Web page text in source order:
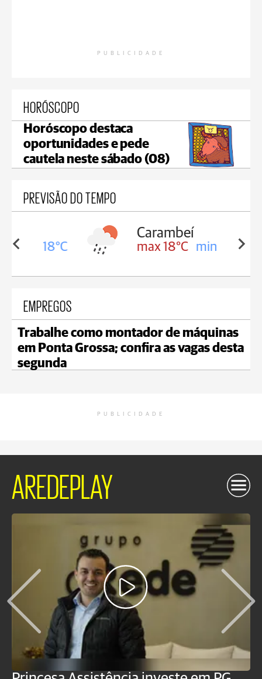
PUBLICIDADE
HORÓSCOPO
Horóscopo destaca
oportunidades e pede
cautela neste sábado (08)
PREVISÃO DO TEMPO
18°C
Carambeí
max 18°C min 17°C
EMPREGOS
Trabalhe como montador de máquinas
em Ponta Grossa; confira as vagas desta
segunda
PUBLICIDADE
AREDEPLAY